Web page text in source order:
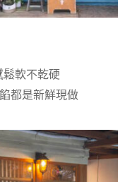
鬆軟不乾硬
都是新鮮現做